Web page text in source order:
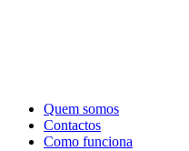
Quem somos
Contactos
Como funciona